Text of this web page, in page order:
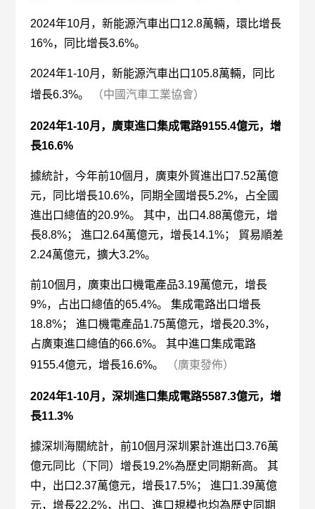
2024年10月，新能源汽車出口12.8萬輛，環比增長
16%，同比增長3.6%。
2024年1-10月，新能源汽車出口105.8萬輛，同比
增長6.3%。
（中國汽車工業協會）
2024年1-10月，廣東進口集成電路9155.4億元，增
長16.6%
據統計，今年前10個月，廣東外貿進出口7.52萬億
元，同比增長10.6%，同期全國增長5.2%，占全國
進出口總值的20.9%。 其中，出口4.88萬億元，增
長8.8%； 進口2.64萬億元，增長14.1%； 貿易順差
2.24萬億元，擴大3.2%。
前10個月，廣東出口機電產品3.19萬億元，增長
9%，占出口總值的65.4%。 集成電路出口增長
18.8%； 進口機電產品1.75萬億元，增長20.3%，
占廣東進口總值的66.6%。 其中進口集成電路
9155.4億元，增長16.6%。
（廣東發佈）
2024年1-10月，深圳進口集成電路5587.3億元，增
長11.3%
據深圳海關統計，前10個月深圳累計進出口3.76萬
億元同比（下同）增長19.2%為歷史同期新高。 其
中，出口2.37萬億元，增長17.5%； 進口1.39萬億
元，增長22.2%，出口、進口規模也均為歷史同期